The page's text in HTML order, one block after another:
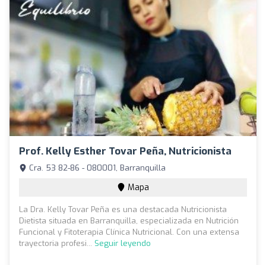
Prof. Kelly Esther Tovar Peña, Nutricionista
Cra. 53 82-86 - 080001, Barranquilla
Mapa
La Dra. Kelly Tovar Peña es una destacada Nutricionista
Dietista situada en Barranquilla, especializada en Nutrición
Funcional y Fitoterapia Clínica Nutricional. Con una extensa
trayectoria profesi... Seguir leyendo